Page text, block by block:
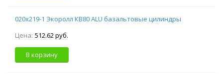
020х219-1 Экоролл КВ80 ALU базальтовые цилиндры
Цена: 512.62 руб.
В корзину